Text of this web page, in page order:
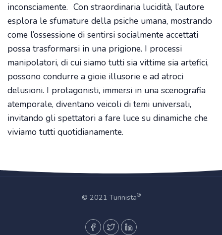
inconsciamente. Con straordinaria lucidità, l’autore
esplora le sfumature della psiche umana, mostrando
come l’ossessione di sentirsi socialmente accettati
possa trasformarsi in una prigione. I processi
manipolatori, di cui siamo tutti sia vittime sia artefici,
possono condurre a gioie illusorie e ad atroci
delusioni. I protagonisti, immersi in una scenografia
atemporale, diventano veicoli di temi universali,
invitando gli spettatori a fare luce su dinamiche che
viviamo tutti quotidianamente.
© 2021 Turinista®